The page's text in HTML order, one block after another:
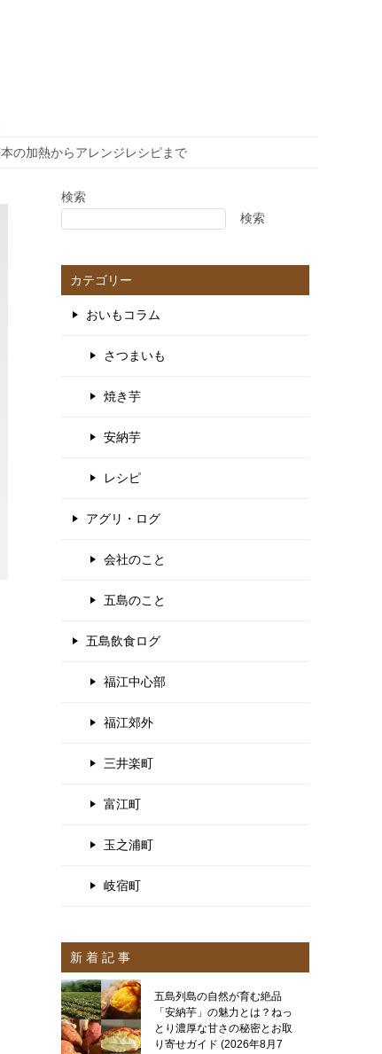
の加熱からアレンジレシピまで
検索
検索
カテゴリー
おいもコラム
さつまいも
焼き芋
安納芋
レシピ
アグリ・ログ
会社のこと
五島のこと
五島飲食ログ
福江中心部
福江郊外
三井楽町
富江町
玉之浦町
岐宿町
新 着 記 事
五島列島の自然が育む絶品
「安納芋」の魅力とは？ねっ
とり濃厚な甘さの秘密とお取
り寄せガイド 2026年8月7